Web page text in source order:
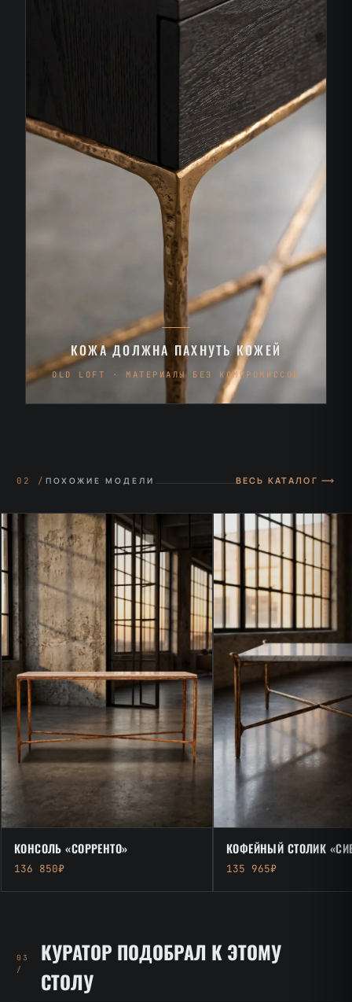
КОЖА ДОЛЖНА ПАХНУТЬ КОЖЕЙ
OLD LOFT · МАТЕРИАЛЫ БЕЗ КОМПРОМИССОВ
02 / ПОХОЖИЕ МОДЕЛИ ВЕСЬ КАТАЛОГ ⟶
КОНСОЛЬ «СОРРЕНТО»
136 850₽
КОФЕЙНЫЙ СТОЛИК
135 965₽
03
/
КУРАТОР ПОДОБРАЛ К ЭТОМУ
СТОЛУ